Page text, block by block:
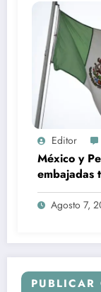
Editor
México y
embajadas
Agosto 7,
PUBLICAR